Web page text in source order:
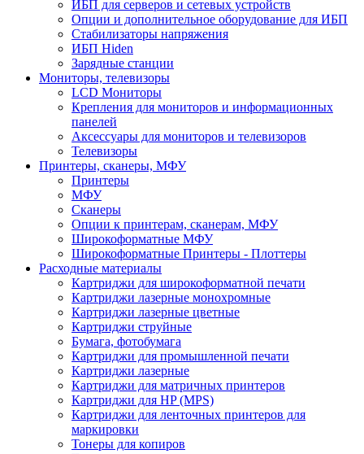
ИБП для серверов и сетевых устройств
Опции и дополнительное оборудование для ИБП
Стабилизаторы напряжения
ИБП Hiden
Зарядные станции
Мониторы, телевизоры
LCD Мониторы
Крепления для мониторов и информационных
панелей
Аксессуары для мониторов и телевизоров
Телевизоры
Принтеры, сканеры, МФУ
Принтеры
МФУ
Сканеры
Опции к принтерам, сканерам, МФУ
Широкоформатные МФУ
Широкоформатные Принтеры - Плоттеры
Расходные материалы
Картриджи для широкоформатной печати
Картриджи лазерные монохромные
Картриджи лазерные цветные
Картриджи струйные
Бумага, фотобумага
Картриджи для промышленной печати
Картриджи лазерные
Картриджи для матричных принтеров
Картриджи для HP (MPS)
Картриджи для ленточных принтеров для
маркировки
Тонеры для копиров